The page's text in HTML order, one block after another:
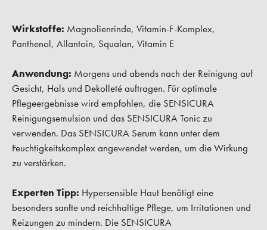
Wirkstoffe: Magnolienrinde, Vitamin-F-Komplex,
Panthenol, Allantoin, Squalan, Vitamin E
Anwendung: Morgens und abends nach der Reinigung auf
Gesicht, Hals und Dekolleté auftragen. Für optimale
Pflegeergebnisse wird empfohlen, die SENSICURA
Reinigungsemulsion und das SENSICURA Tonic zu
verwenden. Das SENSICURA Serum kann unter dem
Feuchtigkeitskomplex angewendet werden, um die Wirkung
zu verstärken.
Experten Tipp: Hypersensible Haut benötigt eine
besonders sanfte und reichhaltige Pflege, um Irritationen und
Reizungen zu mindern. Die SENSICURA